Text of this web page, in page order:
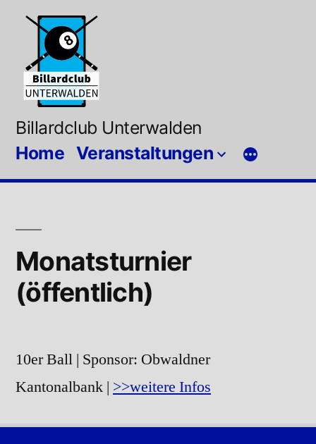
Zum
springen
Billardclub Unterwalden
Home Veranstaltungen
Monatsturnier
(öffentlich)
10er Ball | Sponsor: Obwaldner
Kantonalbank | >>weitere Infos